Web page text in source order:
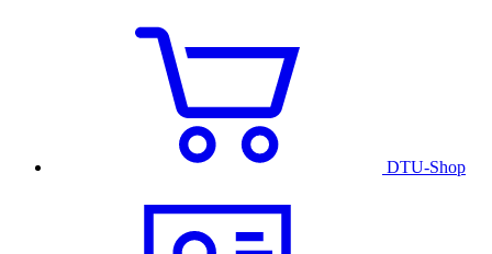
DTU-Shop